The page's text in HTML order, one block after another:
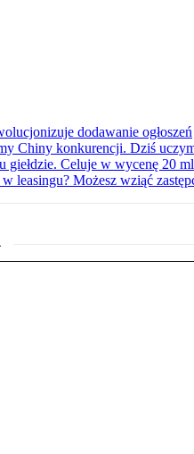
dodawanie ogłoszeń
Chiny konkurencji. Dziś
giełdzie. Celuje w wycenę 20
leasingu? Możesz wziąć